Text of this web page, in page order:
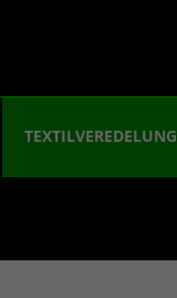
TEXTILVEREDELUNG